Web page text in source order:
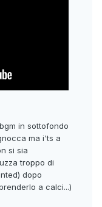
in sottofondo
ma i'ts a
si sia
troppo di
dopo
a calci...)